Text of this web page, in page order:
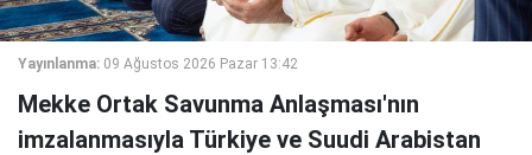
Yayınlanma: 09 Ağustos 2026 Pazar 13:42
Mekke Ortak Savunma Anlaşması'nın
imzalanmasıyla Türkiye ve Suudi Arabistan